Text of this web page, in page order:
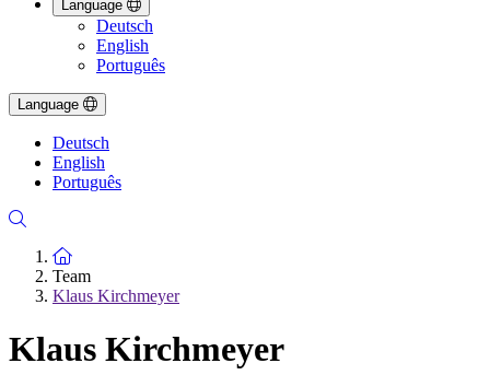
Language
Deutsch
English
Português
Language
Deutsch
English
Português
Zur Startseite
Team
Klaus Kirchmeyer
Klaus Kirchmeyer